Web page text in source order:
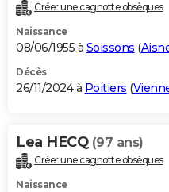
Créer une cagnotte obsèques
Naissance
08/06/1955 à Soissons (
Décès
26/11/2024 à Poitiers (
Lea HECQ (97 ans)
Créer une cagnotte obsèques
Naissance